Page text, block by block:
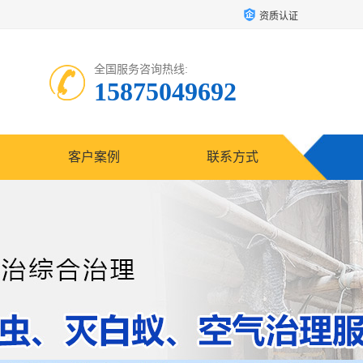
资质认证
全国服务咨询热线:
15875049692
客户案例 联系方式